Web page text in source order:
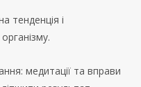
тенденція і
медитації та вправи